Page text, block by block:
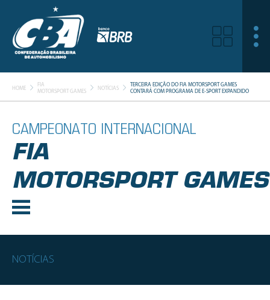
HOME
FIA
MOTORSPORT GAMES
NOTÍCIAS
TERCEIRA EDIÇÃO DO FIA MOTORSPORT GAMES
CONTARÁ COM PROGRAMA DE E-SPORT EXPANDIDO
CAMPEONATO INTERNACIONAL
FIA
MOTORSPORT GAMES
NOTÍCIAS